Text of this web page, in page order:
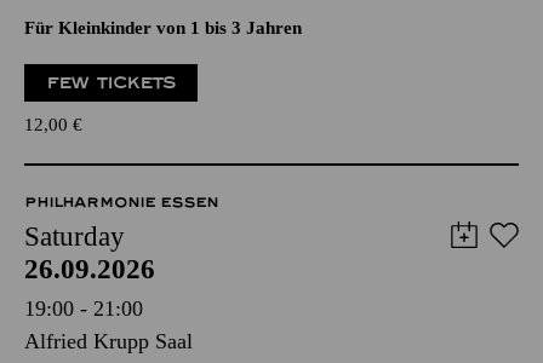
Für Kleinkinder von 1 bis 3 Jahren
FEW TICKETS
12,00 €
PHILHARMONIE ESSEN
Saturday
26.09.2026
19:00 - 21:00
Alfried Krupp Saal